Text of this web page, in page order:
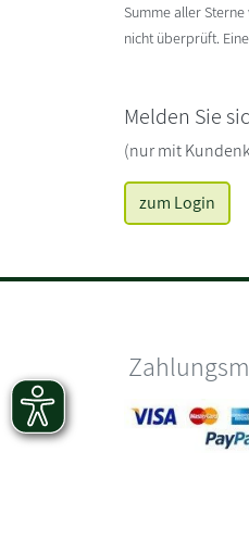
Summe aller
nicht überprüft.
Melden Sie
(nur mit
zum Login